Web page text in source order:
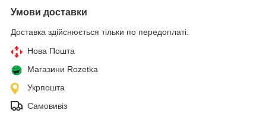
Умови доставки
Доставка здійснюється тільки по передоплаті.
Нова Пошта
Магазини Rozetka
Укрпошта
Самовивіз